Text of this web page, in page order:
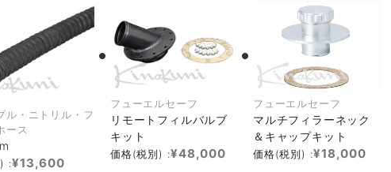
ル・ニトリル・フ
ース
:¥13,600
フューエルセーフ
リモートフィルバルブ
キット
価格(税別) :¥48,000
フューエルセーフ
マルチフィラーネック
＆キャップキット
価格(税別) :¥18,000